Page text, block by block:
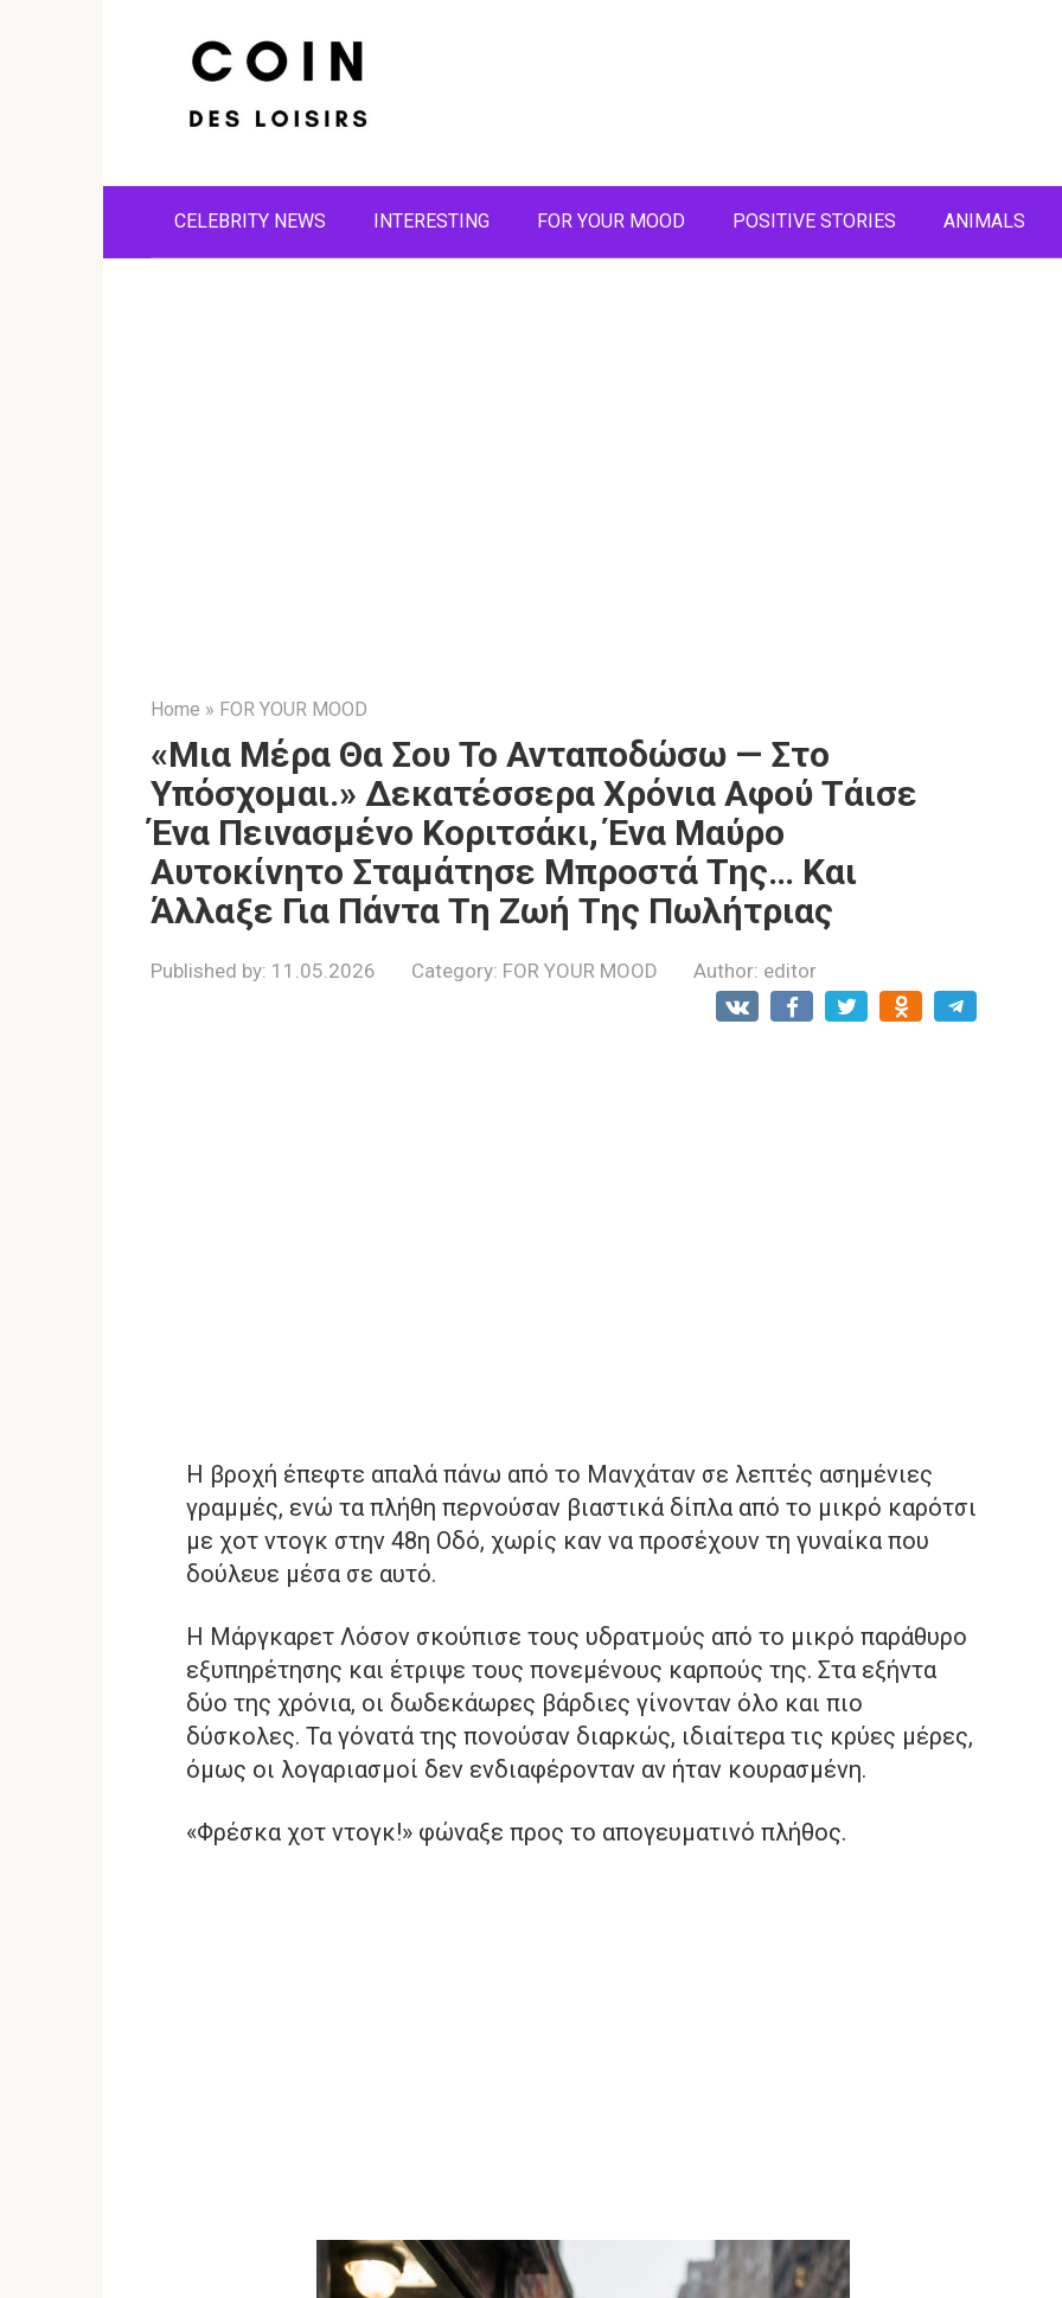
CELEBRITY NEWS INTERESTING FOR YOUR MOOD POSITIVE STORIES ANIMALS
Home » FOR YOUR MOOD
«Μια Μέρα Θα Σου Το Ανταποδώσω — Στο
Υπόσχομαι.» Δεκατέσσερα Χρόνια Αφού Τάισε
Ένα Πεινασμένο Κοριτσάκι, Ένα Μαύρο
Αυτοκίνητο Σταμάτησε Μπροστά Της… Και
Άλλαξε Για Πάντα Τη Ζωή Της Πωλήτριας
Published by: 11.05.2026 Category: FOR YOUR MOOD Author: editor
Η βροχή έπεφτε απαλά πάνω από το Μανχάταν σε λεπτές ασημένιες
γραμμές, ενώ τα πλήθη περνούσαν βιαστικά δίπλα από το μικρό καρότσι
με χοτ ντογκ στην 48η Οδό, χωρίς καν να προσέχουν τη γυναίκα που
δούλευε μέσα σε αυτό.
Η Μάργκαρετ Λόσον σκούπισε τους υδρατμούς από το μικρό παράθυρο
εξυπηρέτησης και έτριψε τους πονεμένους καρπούς της. Στα εξήντα
δύο της χρόνια, οι δωδεκάωρες βάρδιες γίνονταν όλο και πιο
δύσκολες. Τα γόνατά της πονούσαν διαρκώς, ιδιαίτερα τις κρύες μέρες,
όμως οι λογαριασμοί δεν ενδιαφέρονταν αν ήταν κουρασμένη.
«Φρέσκα χοτ ντογκ!» φώναξε προς το απογευματινό πλήθος.